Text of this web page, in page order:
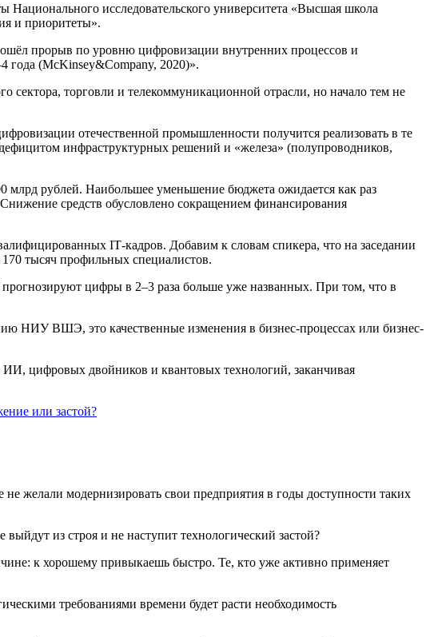
исследовательского университета «Высшая школа
и приоритеты».
прорыв по уровню цифровизации внутренних процессов и
года (McKinsey&Company, 2020)».
торговли и телекоммуникационной отрасли, но начало тем не
отечественной промышленности получится реализовать в те
инфраструктурных решений и «железа» (полупроводников,
млрд рублей. Наибольшее уменьшение бюджета ожидается как раз
средств обусловлено сокращением финансирования
IТ-кадров. Добавим к словам спикера, что на заседании
тысяч профильных специалистов.
цифры в 2–3 раза больше уже названных. При том, что в
НИУ ВШЭ, это качественные изменения в бизнес-процессах или бизнес-
цифровых двойников и квантовых технологий, заканчивая
желали модернизировать свои предприятия в годы доступности таких
из строя и не наступит технологический застой?
к хорошему привыкаешь быстро. Те, кто уже активно применяет
требованиями времени будет расти необходимость